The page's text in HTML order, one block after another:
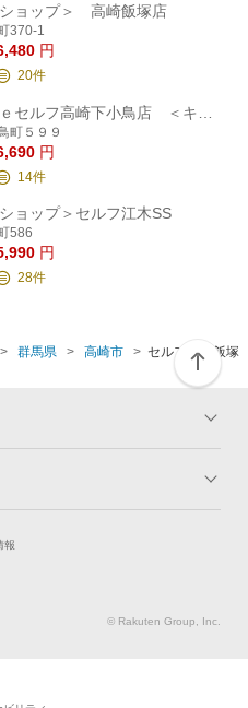
ショップ＞ 高崎飯塚店
370-1
円
20件
町５９９
円
14件
ョップ＞セルフ江木SS
586
円
28件
群馬県 高崎市
セルフ高崎飯塚
コーティング診断
新車購入
報
© Rakuten Group, Inc.